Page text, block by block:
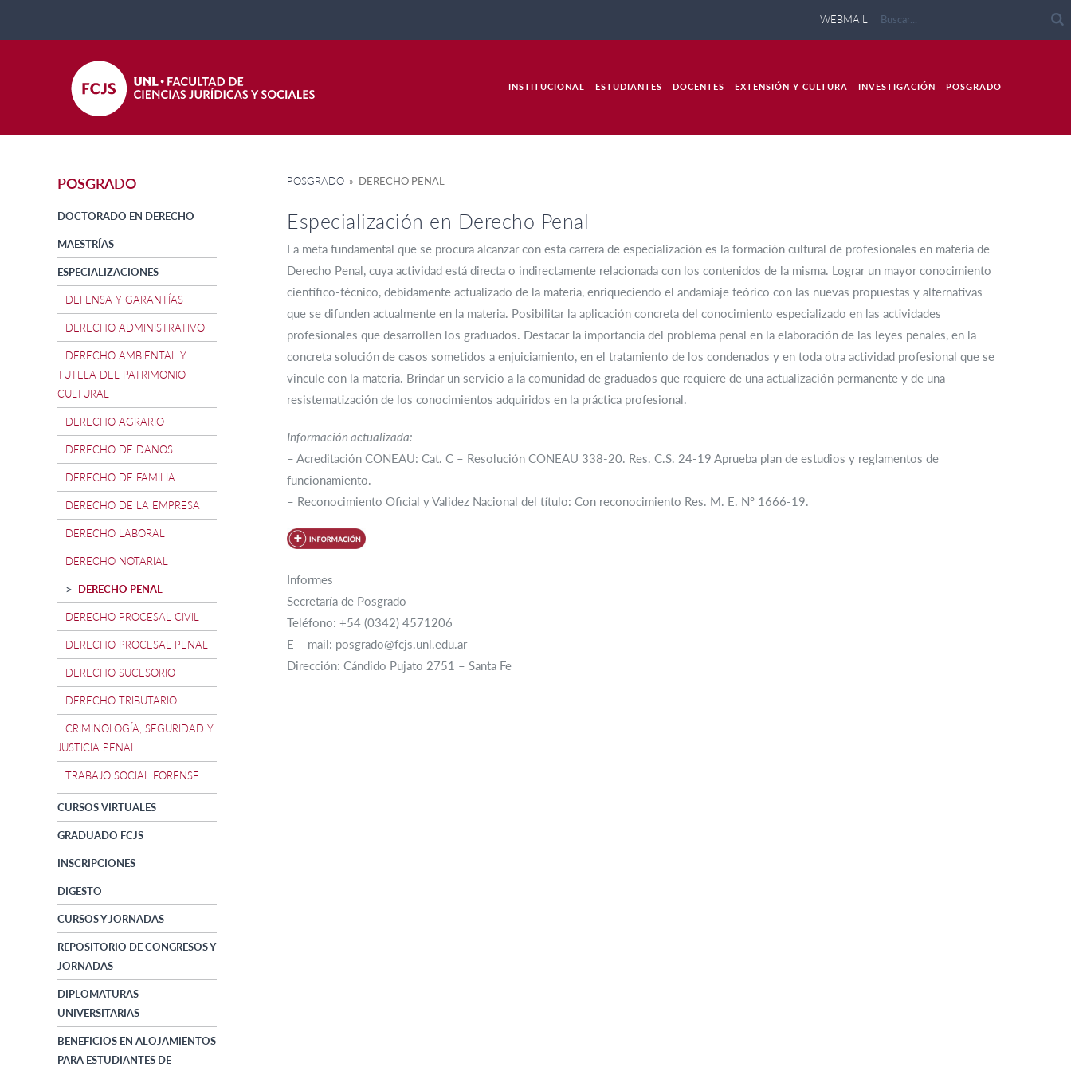
WEBMAIL
INSTITUCIONAL ESTUDIANTES DOCENTES EXTENSIÓN Y CULTURA INVESTIGACIÓN POSGRADO
POSGRADO
DOCTORADO EN DERECHO
MAESTRÍAS
ESPECIALIZACIONES
DEFENSA Y GARANTÍAS
DERECHO ADMINISTRATIVO
DERECHO AMBIENTAL Y
TUTELA DEL PATRIMONIO
CULTURAL
DERECHO AGRARIO
DERECHO DE DAÑOS
DERECHO DE FAMILIA
DERECHO DE LA EMPRESA
DERECHO LABORAL
DERECHO NOTARIAL
DERECHO PENAL
DERECHO PROCESAL CIVIL
DERECHO PROCESAL PENAL
DERECHO SUCESORIO
DERECHO TRIBUTARIO
CRIMINOLOGÍA, SEGURIDAD Y
JUSTICIA PENAL
TRABAJO SOCIAL FORENSE
CURSOS VIRTUALES
GRADUADO FCJS
INSCRIPCIONES
DIGESTO
CURSOS Y JORNADAS
REPOSITORIO DE CONGRESOS Y
JORNADAS
DIPLOMATURAS
UNIVERSITARIAS
BENEFICIOS EN ALOJAMIENTOS
PARA ESTUDIANTES DE
POSGRADO » DERECHO PENAL
Especialización en Derecho Penal
La meta fundamental que se procura alcanzar con esta carrera de especialización es la formación cultural de profesionales en materia de
Derecho Penal, cuya actividad está directa o indirectamente relacionada con los contenidos de la misma. Lograr un mayor conocimiento
científico-técnico, debidamente actualizado de la materia, enriqueciendo el andamiaje teórico con las nuevas propuestas y alternativas
que se difunden actualmente en la materia. Posibilitar la aplicación concreta del conocimiento especializado en las actividades
profesionales que desarrollen los graduados. Destacar la importancia del problema penal en la elaboración de las leyes penales, en la
concreta solución de casos sometidos a enjuiciamiento, en el tratamiento de los condenados y en toda otra actividad profesional que se
vincule con la materia. Brindar un servicio a la comunidad de graduados que requiere de una actualización permanente y de una
resistematización de los conocimientos adquiridos en la práctica profesional.
Información actualizada:
– Acreditación CONEAU: Cat. C – Resolución CONEAU 338-20. Res. C.S. 24-19 Aprueba plan de estudios y reglamentos de
funcionamiento.
– Reconocimiento Oficial y Validez Nacional del título: Con reconocimiento Res. M. E. Nº 1666-19.
Informes
Secretaría de Posgrado
Teléfono: +54 (0342) 4571206
E – mail: posgrado@fcjs.unl.edu.ar
Dirección: Cándido Pujato 2751 – Santa Fe